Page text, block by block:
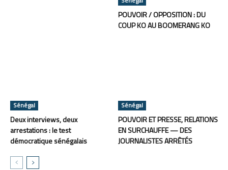
POUVOIR / OPPOSITION : DU
COUP KO AU BOOMERANG KO
Sénégal
Deux interviews, deux
arrestations : le test
démocratique sénégalais
Sénégal
POUVOIR ET PRESSE, RELATIONS
EN SURCHAUFFE — DES
JOURNALISTES ARRÊTÉS